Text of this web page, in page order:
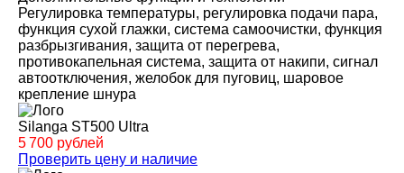
Регулировка температуры, регулировка подачи пара,
функция сухой глажки, система самоочистки, функция
разбрызгивания, защита от перегрева,
противокапельная система, защита от накипи, сигнал
автоотключения, желобок для пуговиц, шаровое
крепление шнура
Silanga ST500 Ultra
5 700 рублей
Проверить цену и наличие